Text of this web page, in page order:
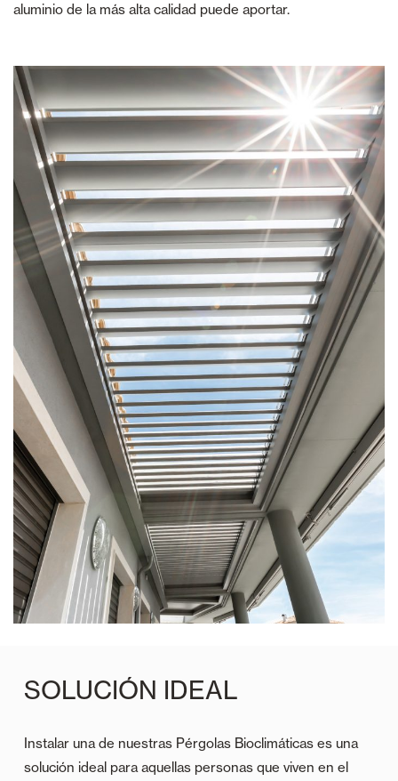
aluminio de la más alta calidad puede aportar.
SOLUCIÓN IDEAL
Instalar una de nuestras Pérgolas Bioclimáticas es una
solución ideal para aquellas personas que viven en el